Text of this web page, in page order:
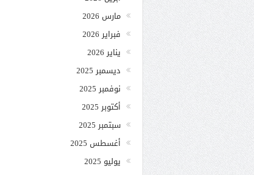
مارس 2026
فبراير 2026
يناير 2026
ديسمبر 2025
نوفمبر 2025
أكتوبر 2025
سبتمبر 2025
أغسطس 2025
يوليو 2025